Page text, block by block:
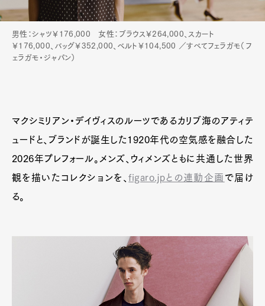
男性：シャツ￥176,000 女性：ブラウス￥264,000、スカート
￥176,000、バッグ￥352,000、ベルト￥104,500 ／すべてフェラガモ（フ
ェラガモ・ジャパン）
マクシミリアン・デイヴィスのルーツであるカリブ海のアティテ
ュードと、ブランドが誕生した1920年代の空気感を融合した
2026年プレフォール。メンズ、ウィメンズともに共通した世界
観を描いたコレクションを、figaro.jpとの連動企画 で届け
る。